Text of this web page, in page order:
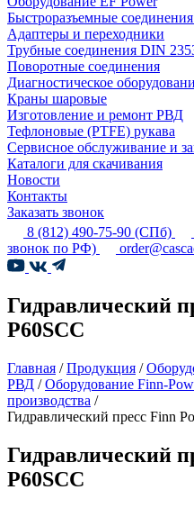
Быстроразъемные
Адаптеры и переходники
Трубные соединения DIN
Поворотные соединения
Диагностическое
Краны шаровые
Изготовление и ремонт РВД
Тефлоновые (PTFE) рукава
Сервисное обслуживание и
Каталоги для скачивания
Новости
Контакты
Заказать звонок
8 (812) 490-75-90 (СПб)
звонок по РФ)
Гидравлический
P60SCC
Главная /Продукция /
РВД /Оборудование Finn-
производства /
Гидравлический пресс Finn
Гидравлический
P60SCC